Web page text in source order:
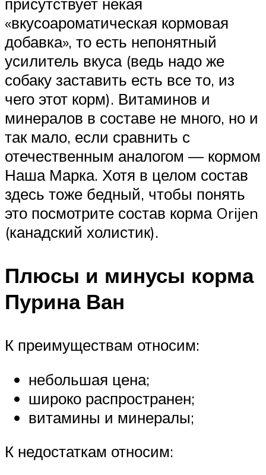
«вкусоароматическая кормовая
добавка», то есть непонятный
усилитель вкуса (ведь надо же
собаку заставить есть все то, из
чего этот корм). Витаминов и
минералов в составе не много, но и
так мало, если сравнить с
отечественным аналогом — кормом
Наша Марка. Хотя в целом состав
здесь тоже бедный, чтобы понять
это посмотрите состав корма Orijen
(канадский холистик).
Плюсы и минусы корма
Пурина Ван
К преимуществам относим:
небольшая цена;
широко распространен;
витамины и минералы;
К недостаткам относим: